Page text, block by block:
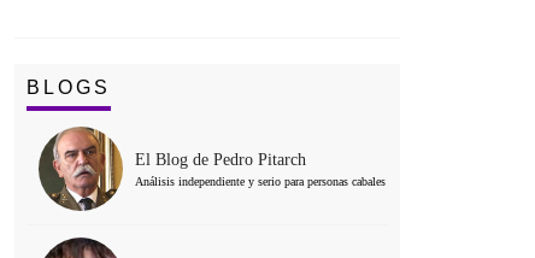
BLOGS
El Blog de Pedro Pitarch
Análisis independiente y serio para personas cabales